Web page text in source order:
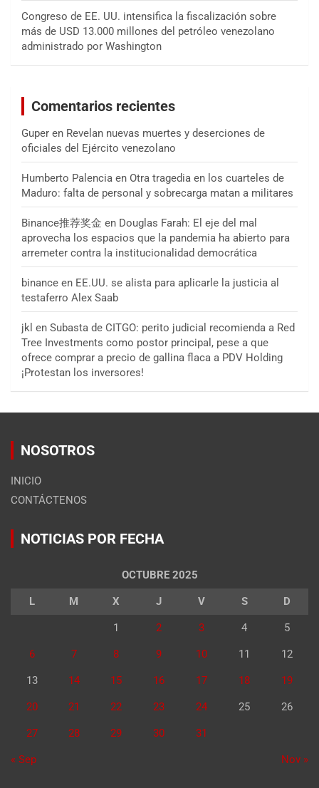
Congreso de EE. UU. intensifica la fiscalización sobre
más de USD 13.000 millones del petróleo venezolano
administrado por Washington
Comentarios recientes
Guper en Revelan nuevas muertes y deserciones de
oficiales del Ejército venezolano
Humberto Palencia en Otra tragedia en los cuarteles de
Maduro: falta de personal y sobrecarga matan a militares
Binance推荐奖金 en Douglas Farah: El eje del mal
aprovecha los espacios que la pandemia ha abierto para
arremeter contra la institucionalidad democrática
binance en EE.UU. se alista para aplicarle la justicia al
testaferro Alex Saab
jkl en Subasta de CITGO: perito judicial recomienda a Red
Tree Investments como postor principal, pese a que
ofrece comprar a precio de gallina flaca a PDV Holding
¡Protestan los inversores!
NOSOTROS
INICIO
CONTÁCTENOS
NOTICIAS POR FECHA
OCTUBRE 2025
L M X J V S D
1 2 3 4 5
6 7 8 9 10 11 12
13 14 15 16 17 18 19
20 21 22 23 24 25 26
27 28 29 30 31
« Sep Nov »